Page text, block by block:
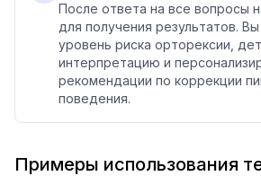
После ответа на все вопросы
для получения результатов.
уровень риска орторексии,
интерпретацию и
рекомендации по коррекции
поведения.
Примеры использования